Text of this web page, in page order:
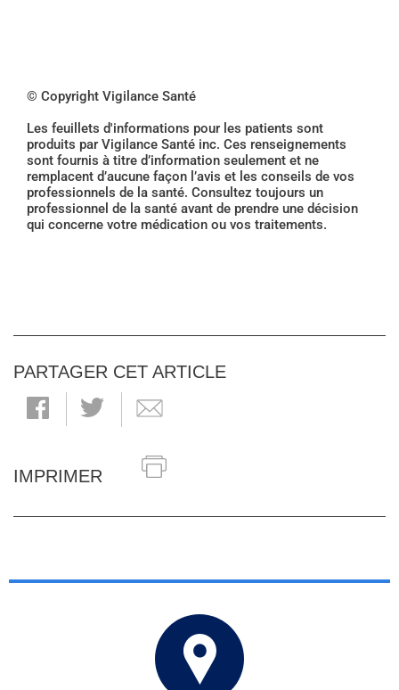
© Copyright Vigilance Santé
Les feuillets d'informations pour les patients sont
produits par Vigilance Santé inc. Ces renseignements
sont fournis à titre d’information seulement et ne
remplacent d’aucune façon l’avis et les conseils de vos
professionnels de la santé. Consultez toujours un
professionnel de la santé avant de prendre une décision
qui concerne votre médication ou vos traitements.
PARTAGER CET ARTICLE
IMPRIMER